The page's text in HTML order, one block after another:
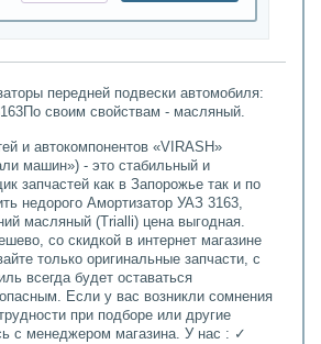
передней подвески автомобиля:
своим свойствам - масляный.
и автокомпонентов «VIRASH»
машин») - это стабильный и
запчастей как в Запорожье так и по
недорого Амортизатор УАЗ 3163,
масляный (Trialli) цена выгодная.
со скидкой в интернет магазине
только оригинальные запчасти, с
всегда будет оставаться
Если у вас возникли сомнения
при подборе или другие
с менеджером магазина. У нас : ✓